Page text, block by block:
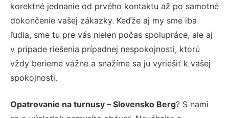
korektné jednanie od prvého kontaktu až po samotné
dokončenie vašej zákazky. Keďže aj my sme iba
ľudia, sme tu pre vás nielen počas spolupráce, ale aj
v prípade riešenia prípadnej nespokojnosti, ktorú
vždy berieme vážne a snažíme sa ju vyriešiť k vašej
spokojnosti.
Opatrovanie na turnusy – Slovensko Berg? S nami